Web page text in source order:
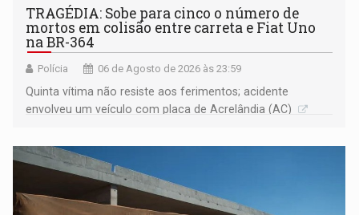
TRAGÉDIA: Sobe para cinco o número de
mortos em colisão entre carreta e Fiat Uno
na BR-364
Polícia 06 de Agosto de 2026 às 23:59
Quinta vítima não resiste aos ferimentos; acidente
envolveu um veículo com placa de Acrelândia (AC)